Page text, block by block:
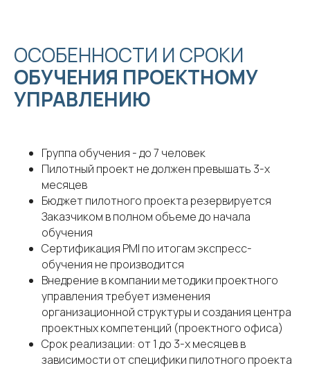
ОСОБЕННОСТИ И СРОКИ
ОБУЧЕНИЯ ПРОЕКТНОМУ
УПРАВЛЕНИЮ
Группа обучения - до 7 человек
Пилотный проект не должен превышать 3-х
месяцев
Бюджет пилотного проекта резервируется
Заказчиком в полном объеме до начала
обучения
Сертификация PMI по итогам экспресс-
обучения не производится
Внедрение в компании методики проектного
управления требует изменения
организационной структуры и создания центра
проектных компетенций (проектного офиса)
Срок реализации: от 1 до 3-х месяцев в
зависимости от специфики пилотного проекта